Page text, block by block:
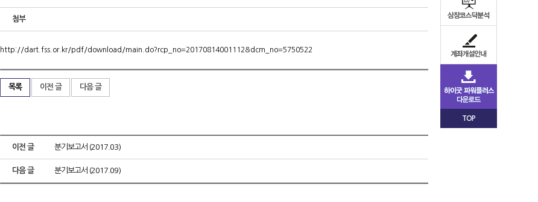
첨부
http://dart.fss.or.kr/pdf/download/main.do?rcp_no=20170814001112&dcm_no=5750522
목록 이전 글 다음 글
이전 글 분기보고서 (2017.03)
다음 글 분기보고서 (2017.09)
TOP